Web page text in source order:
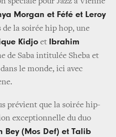
Morgan et Féfé et Leroy
de la soirée hip hop, une
Kidjo et
Ibrahim
de Saba intitulée Sheba et
le monde, ici avec
prévient que la soirée hip-
exceptionnelle du duo
Bey (Mos Def) et Talib